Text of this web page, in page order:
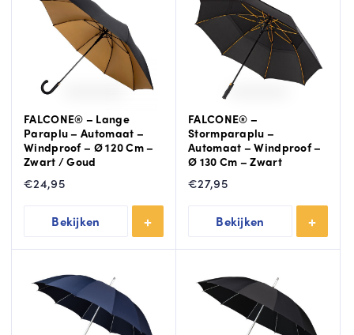
FALCONE® – Lange
Paraplu – Automaat –
Windproof – Ø 120 Cm –
Zwart / Goud
€24,95
Bekijken
FALCONE® –
Stormparaplu –
Automaat – Windproof –
Ø 130 Cm – Zwart
€27,95
Bekijken